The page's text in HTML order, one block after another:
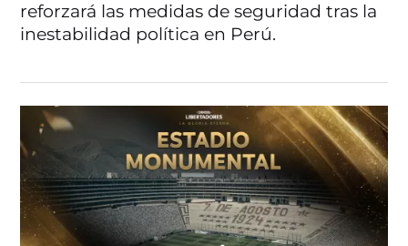
reforzará las medidas de seguridad tras la
inestabilidad política en Perú.